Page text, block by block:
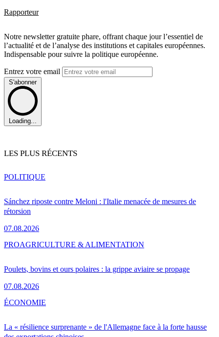
Rapporteur
Notre newsletter gratuite phare, offrant chaque jour l’essentiel de
l’actualité et de l’analyse des institutions et capitales européennes.
Indispensable pour suivre la politique européenne.
Entrez votre email
S'abonner
Loading...
LES PLUS RÉCENTS
Sánchez riposte contre Meloni : l'Italie menacée de mesures de
rétorsion
07.08.2026
POLITIQUE
Poulets, bovins et ours polaires : la grippe aviaire se propage
07.08.2026
PROAGRICULTURE & ALIMENTATION
La « résilience surprenante » de l'Allemagne face à la forte hausse
ÉCONOMIE